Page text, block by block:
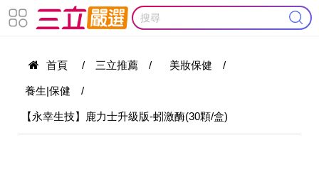
首頁 / 三立推薦 / 美妝保健 /
養生|保健 /
【永幸生技】鹿力士升級版-蚓激酶(30顆/盒)